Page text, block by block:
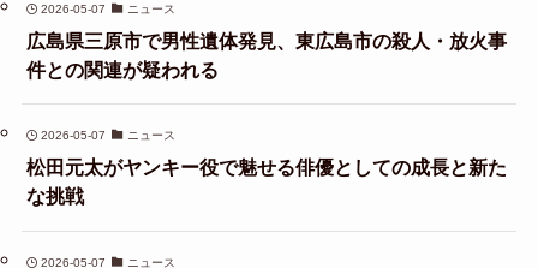
2026-05-07 ニュース
広島県三原市で男性遺体発見、東広島市の殺人・放火事
件との関連が疑われる
2026-05-07 ニュース
松田元太がヤンキー役で魅せる俳優としての成長と新た
な挑戦
2026-05-07 ニュース